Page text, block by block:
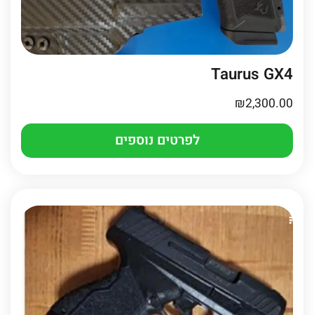
Taurus GX4
₪2,300.00
לפרטים נוספים